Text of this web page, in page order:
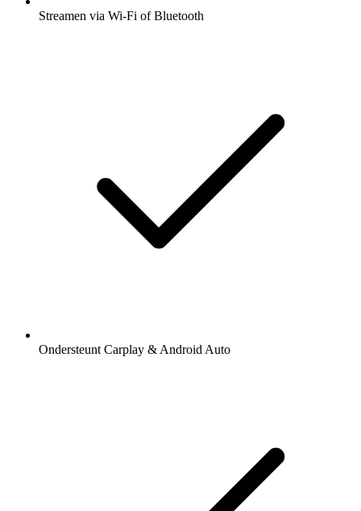
Streamen via Wi-Fi of Bluetooth
Ondersteunt Carplay & Android Auto